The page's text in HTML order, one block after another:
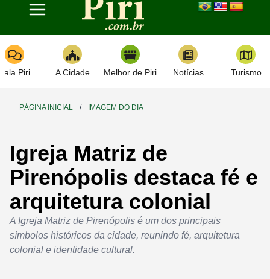
Toggle navigation
Piri A Cidade Melhor de Piri Notícias Turismo
PÁGINA INICIAL / IMAGEM DO DIA
Igreja Matriz de
Pirenópolis destaca fé e
arquitetura colonial
A Igreja Matriz de Pirenópolis é um dos principais
símbolos históricos da cidade, reunindo fé, arquitetura
colonial e identidade cultural.